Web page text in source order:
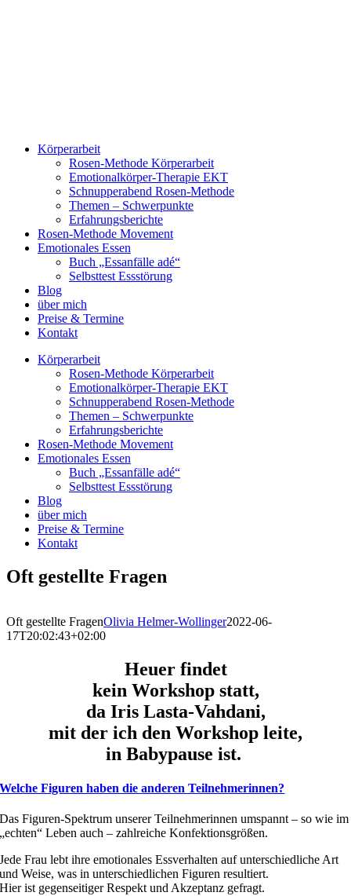
Körperarbeit
Rosen-Methode Körperarbeit
Emotionalkörper-Therapie EKT
Schnupperabend Rosen-Methode
Themen – Schwerpunkte
Erfahrungsberichte
Rosen-Methode Movement
Emotionales Essen
Buch „Essanfälle adé“
Selbsttest Essstörung
Blog
über mich
Preise & Termine
Kontakt
Körperarbeit
Rosen-Methode Körperarbeit
Emotionalkörper-Therapie EKT
Schnupperabend Rosen-Methode
Themen – Schwerpunkte
Erfahrungsberichte
Rosen-Methode Movement
Emotionales Essen
Buch „Essanfälle adé“
Selbsttest Essstörung
Blog
über mich
Preise & Termine
Kontakt
Oft gestellte Fragen
Oft gestellte FragenOlivia Helmer-Wollinger2022-06-
17T20:02:43+02:00
Heuer findet
kein Workshop statt,
da Iris Lasta-Vahdani,
mit der ich den Workshop leite,
in Babypause ist.
Welche Figuren haben die anderen Teilnehmerinnen?
Das Figuren-Spektrum unserer Teilnehmerinnen umspannt – so wie im
„echten“ Leben auch – zahlreiche Konfektionsgrößen.
Jede Frau lebt ihre emotionales Essverhalten auf unterschiedliche Art
und Weise, was in unterschiedlichen Figuren resultiert.
Hier ist gegenseitiger Respekt und Akzeptanz gefragt.